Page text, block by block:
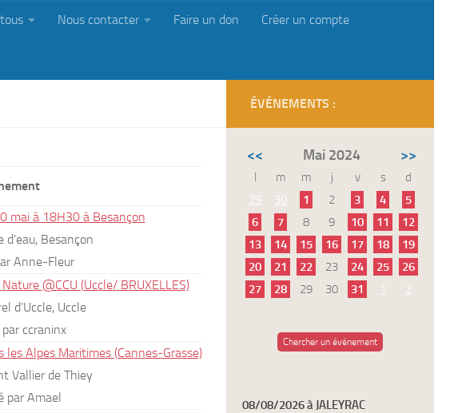
Nous contacter Faire un don Créer un compte
mai à 18H30 à Besançon
d’eau, Besançon
Anne-Fleur
@CCU (Uccle/ BRUXELLES)
d’Uccle, Uccle
ccraninx
les Alpes Maritimes (Cannes-Grasse)
Vallier de Thiey
par Amael
ÉVÉNEMENTS :
<< Mai 2024 >>
l m m j v s
d
29
30 1 2 3 4
5
6
7 8 9 10 11
12
13
14 15 16 17 18
19
20
21 22 23 24 25
26
27
28 29 30 31 1 2
Chercher un événement
08/08/2026 à JALEYRAC